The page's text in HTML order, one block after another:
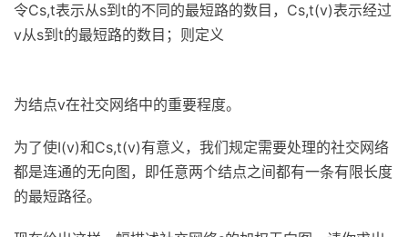
令Cs,t表示从s到t的不同的最短路的数目，Cs,t(v)表示经过
v从s到t的最短路的数目；则定义
为结点v在社交网络中的重要程度。
为了使I(v)和Cs,t(v)有意义，我们规定需要处理的社交网络
都是连通的无向图，即任意两个结点之间都有一条有限长度
的最短路径。